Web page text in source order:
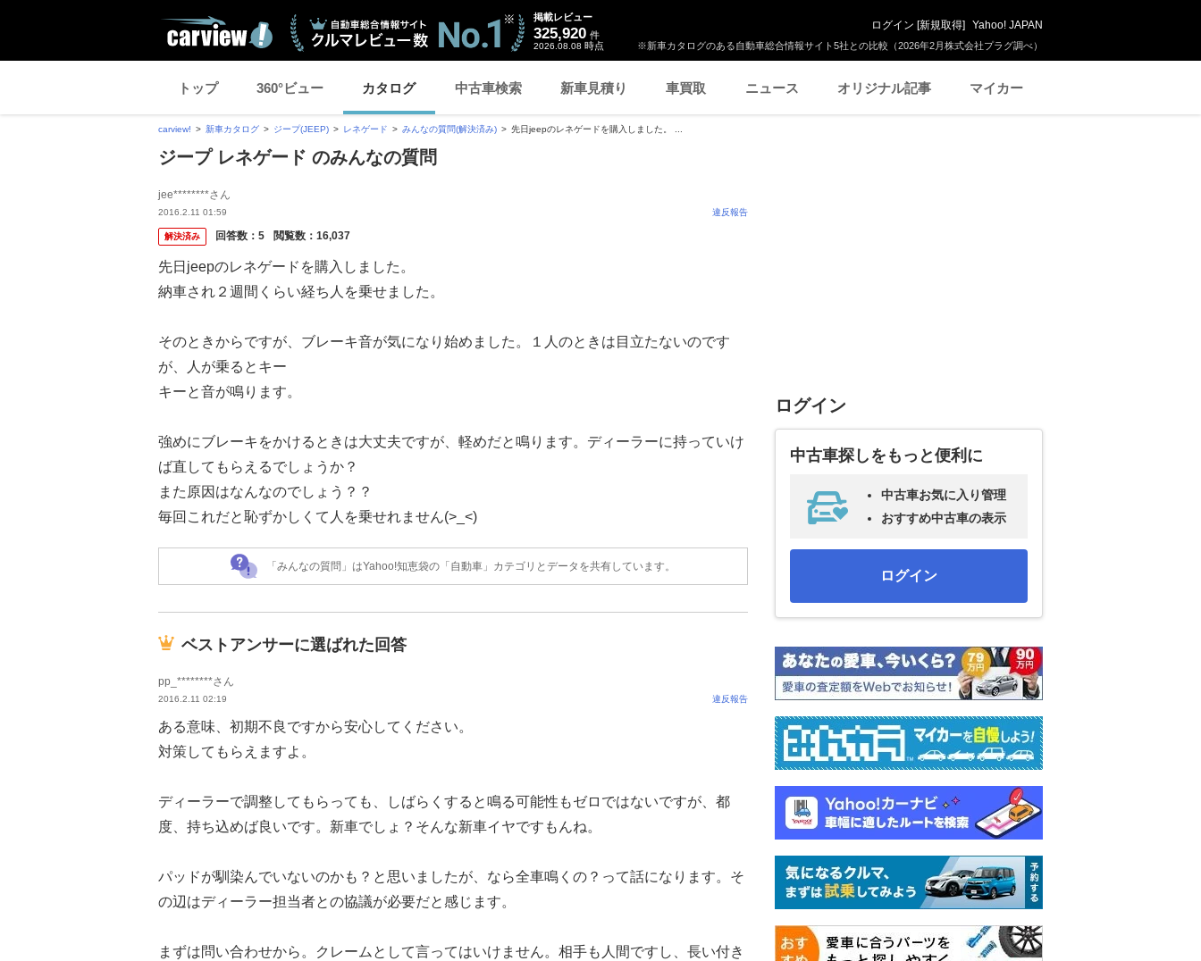
※新車カタログのある自動車総合情報サイト5社との比較（2026年2月株式会社プラグ調べ）
掲載レビュー
325,920 件
2026.08.08 時点
ログイン [新規取得] Yahoo! JAPAN
トップ 360°ビュー カタログ 中古車検索 新車見積り 車買取 ニュース オリジナル記事 マイカー
carview! 新車カタログ ジープ(JEEP) レネゲード みんなの質問(解決済み) 先日jeepのレネゲードを購入しました。 ...
ジープ レネゲード のみんなの質問
jee********さん
2016.2.11 01:59 違反報告
解決済み 回答数： 5 閲覧数： 16,037
先日jeepのレネゲードを購入しました。
納車され２週間くらい経ち人を乗せました。
そのときからですが、ブレーキ音が気になり始めました。１人のときは目立たないのです
が、人が乗るとキー
キーと音が鳴ります。
強めにブレーキをかけるときは大丈夫ですが、軽めだと鳴ります。ディーラーに持っていけ
ば直してもらえるでしょうか？
また原因はなんなのでしょう？？
毎回これだと恥ずかしくて人を乗せれません(>_<)
「みんなの質問」はYahoo!知恵袋の「自動車」カテゴリとデータを共有しています。
ベストアンサーに選ばれた回答
pp_********さん
2016.2.11 02:19 違反報告
ある意味、初期不良ですから安心してください。
対策してもらえますよ。
ディーラーで調整してもらっても、しばらくすると鳴る可能性もゼロではないですが、都
度、持ち込めば良いです。新車でしょ？そんな新車イヤですもんね。
パッドが馴染んでいないのかも？と思いましたが、なら全車鳴くの？って話になります。そ
の辺はディーラー担当者との協議が必要だと感じます。
まずは問い合わせから。クレームとして言ってはいけません。相手も人間ですし、長い付き
ログイン
中古車探しをもっと便利に
中古車お気に入り管理
おすすめ中古車の表示
ログイン